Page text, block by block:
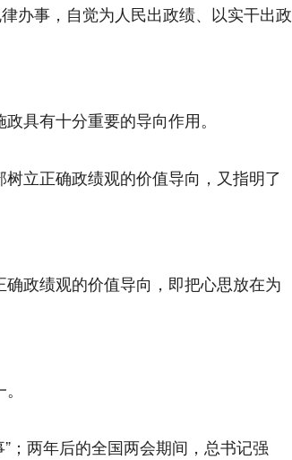
办事，自觉为人民出政绩、以实干出政
具有十分重要的导向作用。
立正确政绩观的价值导向，又指明了
政绩观的价值导向，即把心思放在为
；两年后的全国两会期间，总书记强